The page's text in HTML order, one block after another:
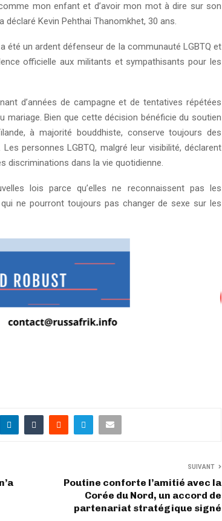
mon enfant et d’avoir mon mot à dire sur son
Kevin Pehthai Thanomkhet, 30 ans.
été un ardent défenseur de la communauté LGBTQ et
officielle aux militants et sympathisants pour les
d’années de campagne et de tentatives répétées
mariage. Bien que cette décision bénéficie du soutien
à majorité bouddhiste, conserve toujours des
personnes LGBTQ, malgré leur visibilité, déclarent
discriminations dans la vie quotidienne.
lois parce qu’elles ne reconnaissent pas les
ne pourront toujours pas changer de sexe sur les
SUIVANT
Poutine conforte l’amitié avec la
Corée du Nord, un accord de
partenariat stratégique signé